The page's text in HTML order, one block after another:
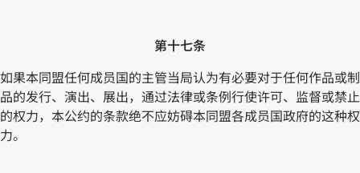
第十七条
如果本同盟任何成员国的主管当局认为有必要对于任何作品或制
品的发行、演出、展出，通过法律或条例行使许可、监督或禁止
的权力，本公约的条款绝不应妨碍本同盟各成员国政府的这种权
力。